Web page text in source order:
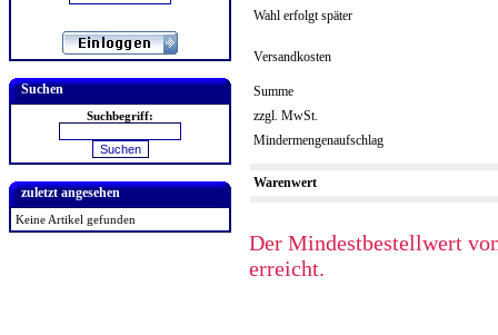
Suchen
Suchbegriff:
zuletzt angesehen
Keine Artikel gefunden
Wahl erfolgt später
Versandkosten
Summe
zzgl. MwSt.
Mindermengenaufschlag
Warenwert
Der Mindestbestellwert
erreicht.